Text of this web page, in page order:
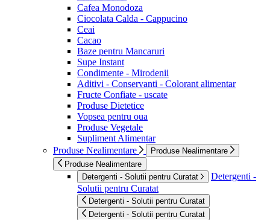
Cafea Monodoza
Ciocolata Calda - Cappucino
Ceai
Cacao
Baze pentru Mancaruri
Supe Instant
Condimente - Mirodenii
Aditivi - Conservanti - Colorant alimentar
Fructe Confiate - uscate
Produse Dietetice
Vopsea pentru oua
Produse Vegetale
Supliment Alimentar
Produse Nealimentare
Produse Nealimentare
Produse Nealimentare
Detergenti - Solutii pentru Curatat
Detergenti -
Solutii pentru Curatat
Detergenti - Solutii pentru Curatat
Detergenti - Solutii pentru Curatat